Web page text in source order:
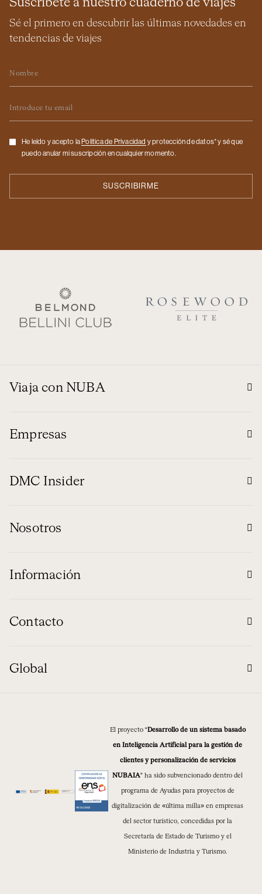
Suscríbete a nuestro cuaderno de viajes
Sé el primero en descubrir las últimas novedades en
tendencias de viajes
Checkbox
He leído y acepto la Politica de Privacidad y protección de datos* y sé que
puedo anular mi suscripción en cualquier momento.
Viaja con NUBA
Empresas
DMC Insider
Nosotros
Información
Contacto
Global
El proyecto “Desarrollo de un sistema basado
en Inteligencia Artificial para la gestión de
clientes y personalización de servicios
NUBAIA” ha sido subvencionado dentro del
programa de Ayudas para proyectos de
digitalización de «última milla» en empresas
del sector turístico, concedidas por la
Secretaría de Estado de Turismo y el
Ministerio de Industria y Turismo.